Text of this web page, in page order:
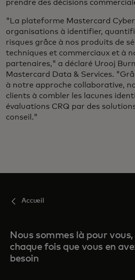
prendre des décisions
"La plateforme Mastercard
organisations à identifier,
risques grâce à nos produits de
techniques et commerciaux et à
partenaires," a déclaré Urooj
Mastercard Data & Services.
à notre approche collaborative,
clients à combler les lacunes
évaluations CRQ par des
conseil."
Accueil
Nous sommes là pour vous,
chaque fois que vous en
besoin